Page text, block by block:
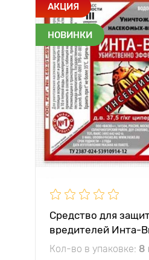
АКЦИЯ
НОВИНКИ
Средство для
вредителей Инта-
Кол-во в упаковке: 8